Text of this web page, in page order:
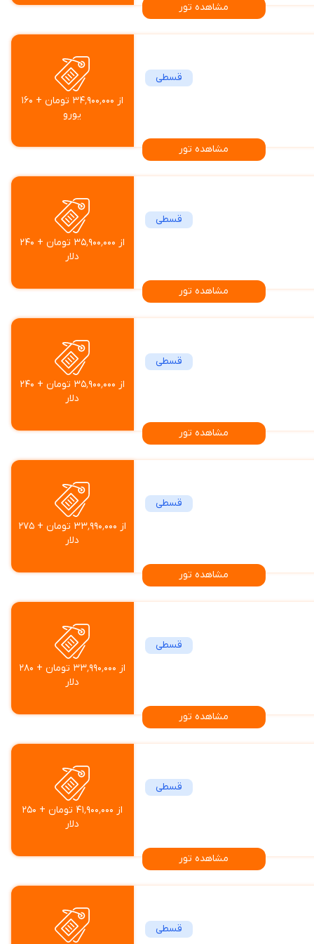
مشاهده تور
قسطی
مشاهده تور
از ۳۴٬۹۰۰٬۰۰۰ تومان + ۱۶۰
یورو
قسطی
مشاهده تور
از ۳۵٬۹۰۰٬۰۰۰ تومان + ۲۴۰
دلار
قسطی
مشاهده تور
از ۳۵٬۹۰۰٬۰۰۰ تومان + ۲۴۰
دلار
قسطی
مشاهده تور
از ۳۳٬۹۹۰٬۰۰۰ تومان + ۲۷۵
دلار
قسطی
مشاهده تور
از ۳۳٬۹۹۰٬۰۰۰ تومان + ۲۸۰
دلار
قسطی
مشاهده تور
از ۴۱٬۹۰۰٬۰۰۰ تومان + ۲۵۰
دلار
قسطی